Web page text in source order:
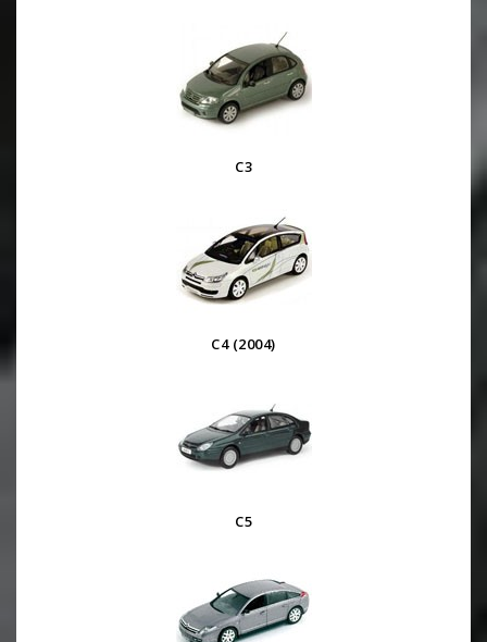
C3
C4 (2004)
C5